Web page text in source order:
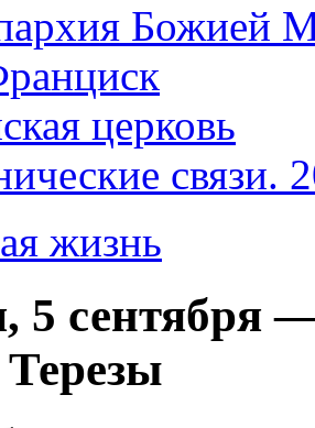
Божией
церковь
связи.
жизнь
5 сентября